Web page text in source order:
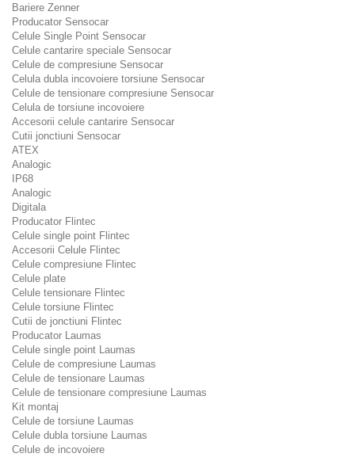
Bariere Zenner
Producator Sensocar
Celule Single Point Sensocar
Celule cantarire speciale Sensocar
Celule de compresiune Sensocar
Celula dubla incovoiere torsiune Sensocar
Celule de tensionare compresiune Sensocar
Celula de torsiune incovoiere
Accesorii celule cantarire Sensocar
Cutii jonctiuni Sensocar
ATEX
Analogic
IP68
Analogic
Digitala
Producator Flintec
Celule single point Flintec
Accesorii Celule Flintec
Celule compresiune Flintec
Celule plate
Celule tensionare Flintec
Celule torsiune Flintec
Cutii de jonctiuni Flintec
Producator Laumas
Celule single point Laumas
Celule de compresiune Laumas
Celule de tensionare Laumas
Celule de tensionare compresiune Laumas
Kit montaj
Celule de torsiune Laumas
Celule dubla torsiune Laumas
Celule de incovoiere